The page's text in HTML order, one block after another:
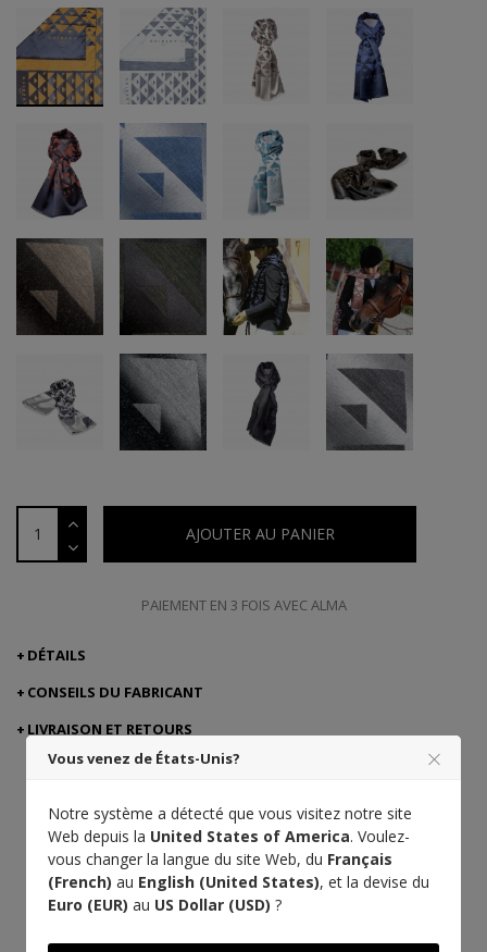
AJOUTER AU PANIER
PAIEMENT EN 3 FOIS AVEC ALMA
DÉTAILS
CONSEILS DU FABRICANT
LIVRAISON ET RETOURS
Fabriqué en
Italie
Artisanat
d'excellence
Rendez-vous à
l'Atelier
Vous venez de États-Unis?
Notre système a détecté que vous visitez notre site
Web depuis la United States of America. Voulez-
vous changer la langue du site Web, du Français
(French) au English (United States), et la devise du
Euro (EUR) au US Dollar (USD) ?